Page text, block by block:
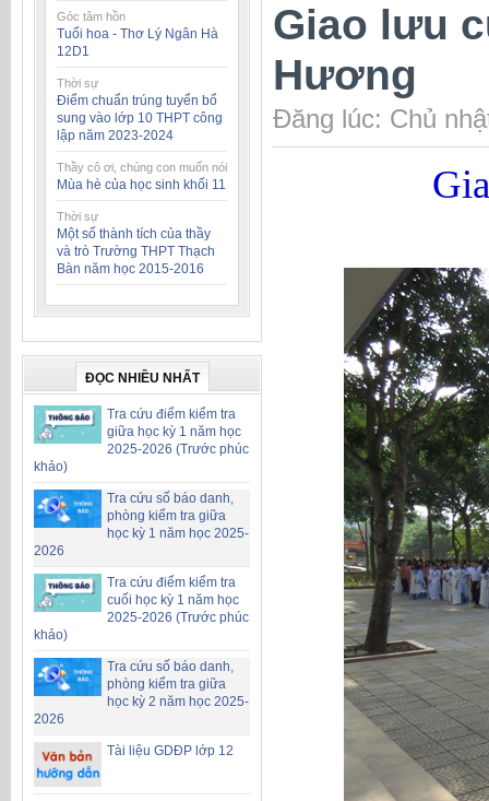
Góc tâm hồn
Tuổi hoa - Thơ Lý Ngân Hà
12D1
Thời sự
Điểm chuẩn trúng tuyển bổ
sung vào lớp 10 THPT công
lập năm 2023-2024
Thầy cô ơi, chúng con muốn nói
Mùa hè của học sinh khối 11
Thời sự
Một số thành tích của thầy
và trò Trường THPT Thạch
Bàn năm học 2015-2016
ĐỌC NHIỀU NHẤT
Tra cứu điểm kiểm tra
giữa học kỳ 1 năm học
2025-2026 (Trước phúc
khảo)
Tra cứu số báo danh,
phòng kiểm tra giữa
học kỳ 1 năm học 2025-
2026
Tra cứu điểm kiểm tra
cuối học kỳ 1 năm học
2025-2026 (Trước phúc
khảo)
Tra cứu số báo danh,
phòng kiểm tra giữa
học kỳ 2 năm học 2025-
2026
Tài liệu GDĐP lớp 12
Giao lưu
Hương
Đăng lúc: Chủ